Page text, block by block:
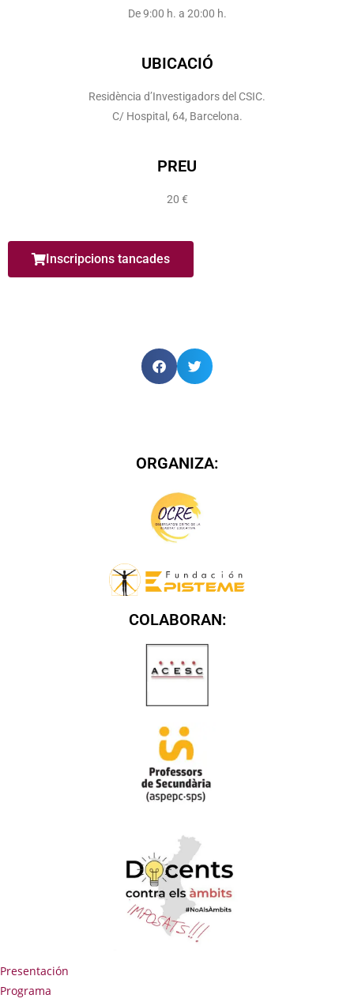
De 9:00 h. a 20:00 h.
UBICACIÓ
Residència d’Investigadors del CSIC.
C/ Hospital, 64, Barcelona.
PREU
20 €
Inscripcions tancades
ORGANIZA:
COLABORAN:
Presentación
Programa